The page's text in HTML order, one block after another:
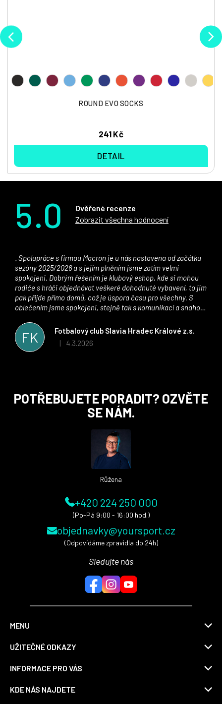
ROUND EVO SOCKS
241 Kč
DETAIL
5.0
Ověřené recenze
Zobrazit všechna hodnocení
FK
Fotbalový club Slavia Hradec Králové z.s.
Hodnocení obchodu je 5 z 5 hvězdiček.
| 4.3.2026
sezóny 2025/2026 a s jejím plněním jsme zatím velmi
spokojeni. Dobrým řešením je klubový eshop, kde si mohou
rodiče s hráči objednávat veškeré dohodnuté vybavení, to jim
pak přijde přímo domů, což je úspora času pro všechny. S
oblečením jsme spokojeni, stejně tak s komunikací a snahou
stran. Věříme, že v tomto duchu bude spolupráce pokračovat
i nadále, nyní už začínáme řešit i první sady dresů ;)
POTŘEBUJETE PORADIT? OZVĚTE
SE NÁM.
Růžena
+420 224 250 000
(Po-Pá 9:00 - 16:00 hod.)
objednavky@yoursport.cz
(Odpovídáme zpravidla do 24h)
Sledujte nás
MENU
UŽITEČNÉ ODKAZY
INFORMACE PRO VÁS
KDE NÁS NAJDETE